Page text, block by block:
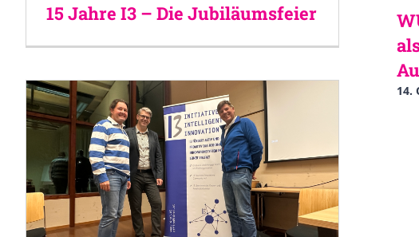
15 Jahre I3 – Die Jubiläumsfeier
14.